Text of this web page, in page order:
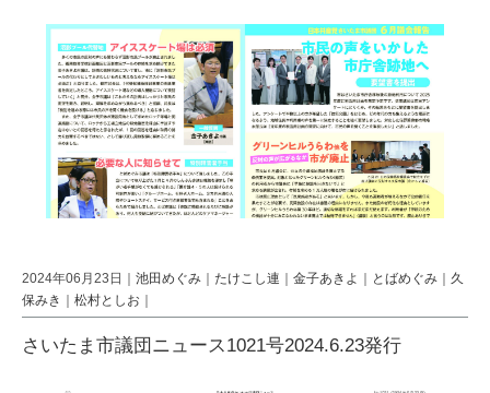
2024年06月23日｜ 池田めぐみ たけこし連 金子あきよ とばめぐみ
久
保みき
松村としお
さいたま市議団ニュース1021号2024.6.23発行